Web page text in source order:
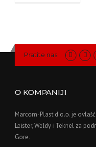
Pratite nas:
O KOMPANIJI
Marcom-Plast d.o.o. je
Leister, Weldy i Teknel za
Gore.